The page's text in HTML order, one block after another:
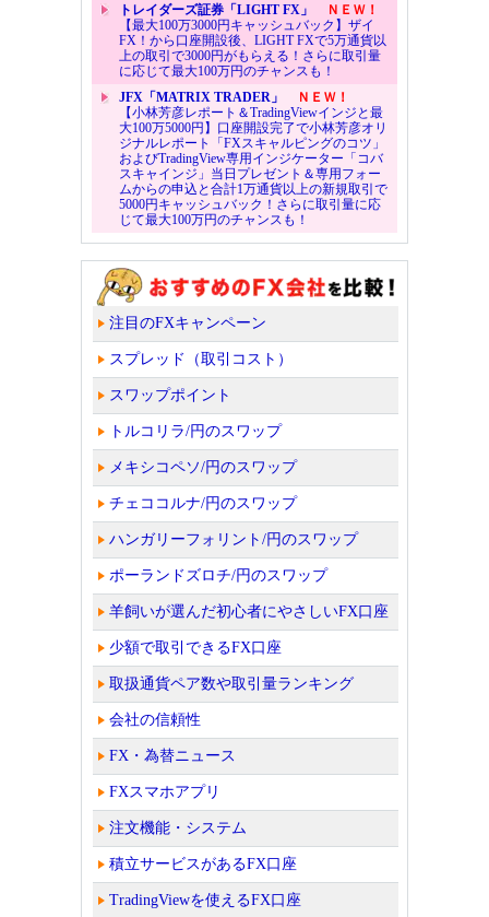
トレイダーズ証券「LIGHT FX」
ＮＥＷ！
【最大100万3000円キャッシュバック】ザイ
FX！から口座開設後、LIGHT FXで5万通貨以
上の取引で3000円がもらえる！さらに取引量
に応じて最大100万円のチャンスも！
JFX「MATRIX TRADER」
ＮＥＷ！
【小林芳彦レポート＆TradingViewインジと最
大100万5000円】口座開設完了で小林芳彦オリ
ジナルレポート「FXスキャルピングのコツ」
およびTradingView専用インジケーター「コバ
スキャインジ」当日プレゼント＆専用フォー
ムからの申込と合計1万通貨以上の新規取引で
5000円キャッシュバック！さらに取引量に応
じて最大100万円のチャンスも！
注目のFXキャンペーン
スプレッド（取引コスト）
スワップポイント
トルコリラ/円のスワップ
メキシコペソ/円のスワップ
チェココルナ/円のスワップ
ハンガリーフォリント/円のスワップ
ポーランドズロチ/円のスワップ
羊飼いが選んだ初心者にやさしいFX口座
少額で取引できるFX口座
取扱通貨ペア数や取引量ランキング
会社の信頼性
FX・為替ニュース
FXスマホアプリ
注文機能・システム
積立サービスがあるFX口座
TradingViewを使えるFX口座